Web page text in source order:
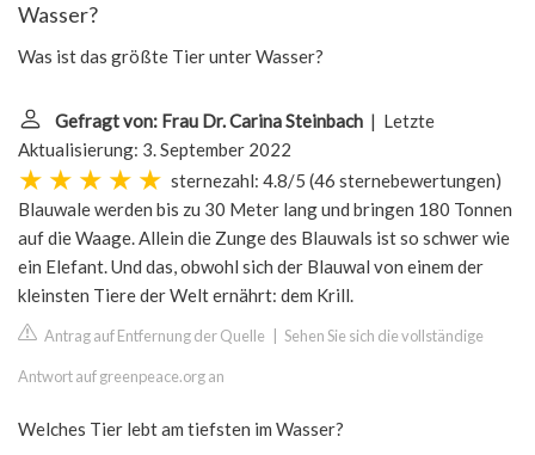
Wasser?
Was ist das größte Tier unter Wasser?
Gefragt von: Frau Dr. Carina Steinbach | Letzte
Aktualisierung: 3. September 2022
sternezahl: 4.8/5 (46 sternebewertungen)
Blauwale werden bis zu 30 Meter lang und bringen 180 Tonnen
auf die Waage. Allein die Zunge des Blauwals ist so schwer wie
ein Elefant. Und das, obwohl sich der Blauwal von einem der
kleinsten Tiere der Welt ernährt: dem Krill.
Antrag auf Entfernung der Quelle Sehen Sie sich die vollständige
Antwort auf greenpeace.org an
Welches Tier lebt am tiefsten im Wasser?